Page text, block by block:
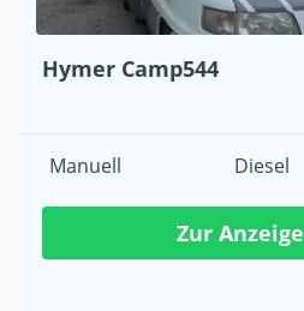
Hymer Camp544
Manuell Diesel
Zur Anzeige